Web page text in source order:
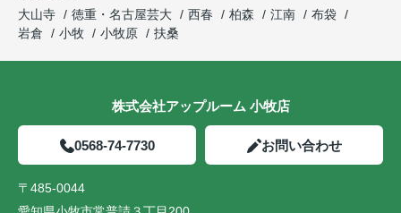
大山寺
徳重・名古屋芸大 西春 柏森 江南
布袋
岩倉
小牧 小牧原 扶桑
株式会社アップルーム 小牧店
0568-74-7730 お問い合わせ
〒485-0044